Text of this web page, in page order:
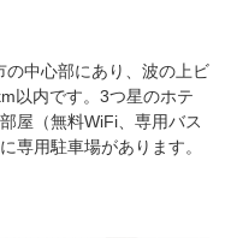
中心部にあり、波の上ビ
以内です。3つ星のホテ
屋（無料WiFi、専用バス
専用駐車場があります。